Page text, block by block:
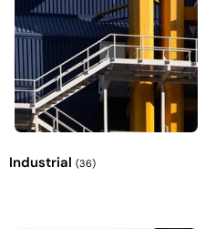
Industrial (36)